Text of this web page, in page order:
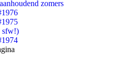
zomers
sfw!)